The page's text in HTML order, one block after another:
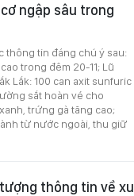
ngập sâu trong
thông tin đáng chú ý sau:
trong đêm 20-11; Lũ
Lắk: 100 can axit sunfuric
sắt hoàn vé cho
trứng gà tăng cao;
từ nước ngoài, thu giữ
thông tin về xu